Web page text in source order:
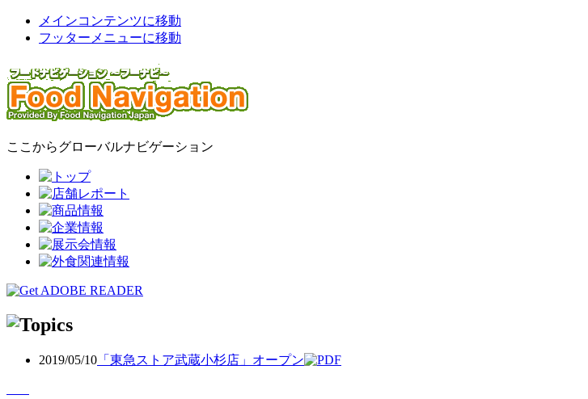
メインコンテンツに移動
フッターメニューに移動
ここからグローバルナビゲーション
2019/05/10 「東急ストア武蔵小杉店」オープン